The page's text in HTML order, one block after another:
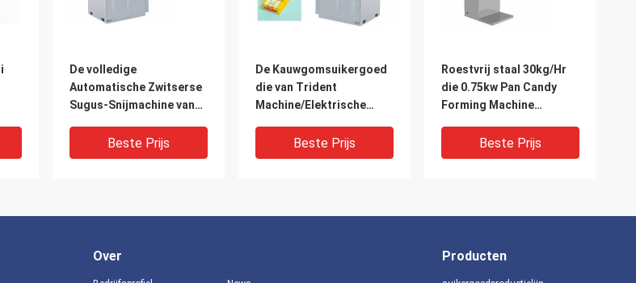
De volledige
Automatische Zwitserse
Sugus-Snijmachine van
Suikergoedverpakking
met Temperatuur
Beste Prijs
De Kauwgomsuikergoed
die van Trident
Machine/Elektrische
Machine vormen
Beste Prijs
Roestvrij staal 30kg/Hr
die 0.75kw Pan Candy
Forming Machine
Beste Prijs
Over Producten